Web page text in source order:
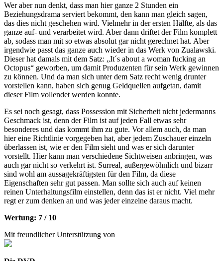
Wer aber nun denkt, dass man hier ganze 2 Stunden ein
Beziehungsdrama serviert bekommt, den kann man gleich sagen,
das dies nicht geschehen wird. Vielmehr in der ersten Hälfte, als das
ganze auf- und verarbeitet wird. Aber dann driftet der Film komplett
ab, sodass man mit so etwas absolut gar nicht gerechnet hat. Aber
irgendwie passt das ganze auch wieder in das Werk von Zualawski.
Dieser hat damals mit dem Satz: „It´s about a woman fucking an
Octopus“ geworben, um damit Produzenten für sein Werk gewinnen
zu können. Und da man sich unter dem Satz recht wenig drunter
vorstellen kann, haben sich genug Geldquellen aufgetan, damit
dieser Film vollendet werden konnte.
Es sei noch gesagt, dass Possession mit Sicherheit nicht jedermanns
Geschmack ist, denn der Film ist auf jeden Fall etwas sehr
besonderes und das kommt ihm zu gute. Vor allem auch, da man
hier eine Richtlinie vorgegeben hat, aber jedem Zuschauer einzeln
überlassen ist, wie er den Film sieht und was er sich darunter
vorstellt. Hier kann man verschiedene Sichtweisen anbringen, was
auch gar nicht so verkehrt ist. Surreal, außergewöhnlich und bizarr
sind wohl am aussagekräftigsten für den Film, da diese
Eigenschaften sehr gut passen. Man sollte sich auch auf keinen
reinen Unterhaltungsfilm einstellen, denn das ist er nicht. Viel mehr
regt er zum denken an und was jeder einzelne daraus macht.
Wertung: 7 / 10
Mit freundlicher Unterstützung von